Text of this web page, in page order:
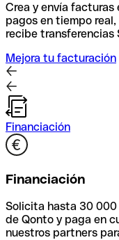
Crea y envía facturas
pagos en tiempo
recibe transferencias
Mejora tu facturación
Financiación
Financiación
Solicita hasta 30 000
de Qonto y paga en
nuestros partners